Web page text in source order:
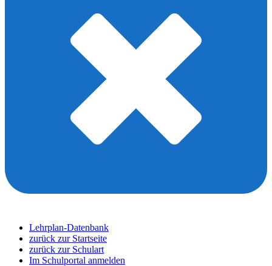
Lehrplan-Datenbank
zurück zur Startseite
zurück zur Schulart
Im Schulportal anmelden